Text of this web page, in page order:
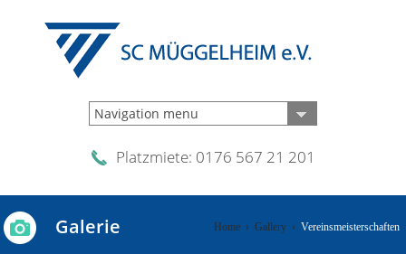
Navigation menu
Platzmiete: 0176 567 21 201
Galerie Home› Gallery› Vereinsmeisterschaften